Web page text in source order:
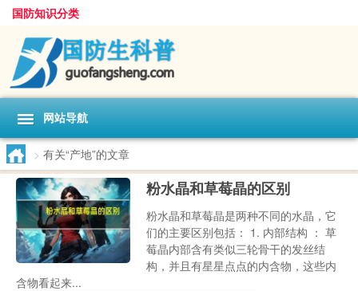
国防知识分类
网站导航
> 有关“产地”的文章
粉水晶和草莓晶的区别
粉水晶和草莓晶是两种不同的水晶，它
们的主要区别包括： 1. 内部结构 ： 草
莓晶内部含有类似三轮骨干的发丝结
构，并且有星星点点的内含物，这些内
含物看起来...